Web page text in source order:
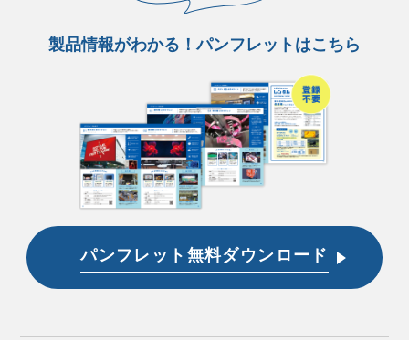
製品情報がわかる！パンフレットはこちら
パンフレット無料ダウンロード